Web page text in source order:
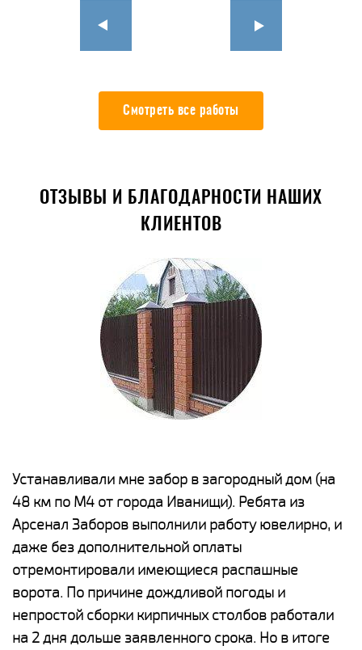
Смотреть все работы
ОТЗЫВЫ И БЛАГОДАРНОСТИ НАШИХ
КЛИЕНТОВ
Устанавливали мне забор в загородный дом (на
48 км по М4 от города Иванищи). Ребята из
Арсенал Заборов выполнили работу ювелирно, и
даже без дополнительной оплаты
отремонтировали имеющиеся распашные
ворота. По причине дождливой погоды и
непростой сборки кирпичных столбов работали
на 2 дня дольше заявленного срока. Но в итоге